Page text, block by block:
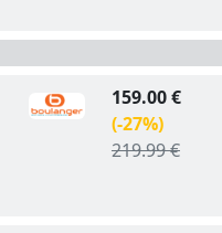
159.00 €
(-27%)
219.99 €